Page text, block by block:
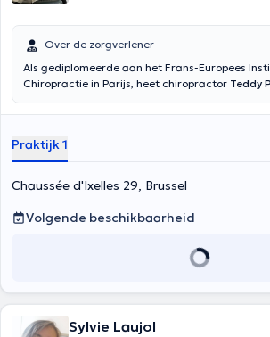
Over de zorgverlener
Als gediplomeerde aan het Frans-Europees
Chiropractie in Parijs, heet chiropractor Teddy
alle kwalen te verlossen. De praktijk is
behandeling te volgen. De arts Teddy Picaud is
toegepaste kinesiologie door het ICAK en heeft
opleidingen in chiropractische technieken
praktijkervaring in de IFEC chiropractische
op +32483461814 voor afspraken en voert zijn
Frans, Engels of Nederlands, afhankelijk van het
Praktijk 1
Chaussée d'Ixelles 29, Brussel
Volgende beschikbaarheid
Sylvie Laujol